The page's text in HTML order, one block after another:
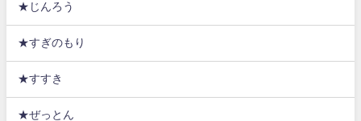
★じんろう
★すぎのもり
★すすき
★ぜっとん